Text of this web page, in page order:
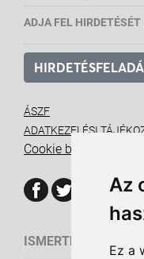
Az
Ez a
ADJA FEL HIRDETÉSÉT
ÁSZF
ADATKEZELÉSI
Cookie beállítások
ISMERTETŐ